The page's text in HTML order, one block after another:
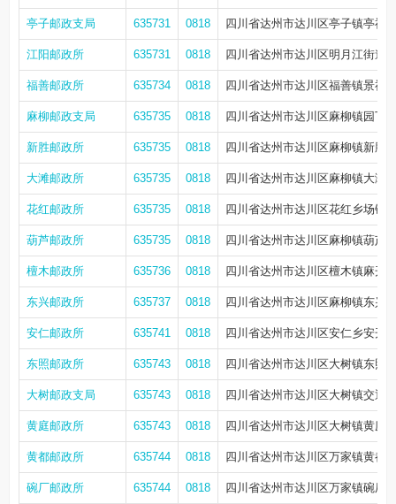
亭子邮政支局 635731 0818 四川省达州市达川区亭子镇亭福
江阳邮政所 635731 0818 四川省达州市达川区明月江街道
福善邮政所 635734 0818 四川省达州市达川区福善镇景福
麻柳邮政支局 635735 0818 四川省达州市达川区麻柳镇园丁
新胜邮政所 635735 0818 四川省达州市达川区麻柳镇新胜
大滩邮政所 635735 0818 四川省达州市达川区麻柳镇大滩
花红邮政所 635735 0818 四川省达州市达川区花红乡场镇
葫芦邮政所 635735 0818 四川省达州市达川区麻柳镇葫芦
檀木邮政所 635736 0818 四川省达州市达川区檀木镇麻开
东兴邮政所 635737 0818 四川省达州市达川区麻柳镇东兴
安仁邮政所 635741 0818 四川省达州市达川区安仁乡安开
东照邮政所 635743 0818 四川省达州市达川区大树镇东照
大树邮政支局 635743 0818 四川省达州市达川区大树镇交通
黄庭邮政所 635743 0818 四川省达州市达川区大树镇黄庭
黄都邮政所 635744 0818 四川省达州市达川区万家镇黄都
碗厂邮政所 635744 0818 四川省达州市达川区万家镇碗厂